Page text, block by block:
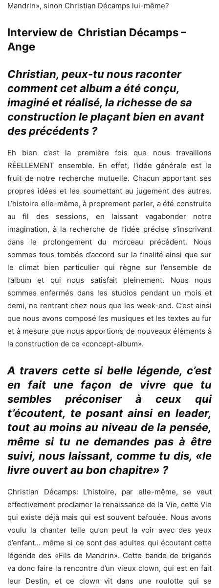
Mandrin», sinon Christian Décamps lui-même?
Interview de Christian Décamps –
Ange
Christian, peux-tu nous raconter
comment cet album a été conçu,
imaginé et réalisé, la richesse de sa
construction le plaçant bien en avant
des précédents ?
Eh bien c’est la première fois que nous travaillons
RÉELLEMENT ensemble. En effet, l’idée générale est le
fruit de notre recherche mutuelle. Chacun apportant ses
propres idées et les soumettant au jugement des autres.
L’histoire elle-même, à proprement parler, a été construite
au fil des sessions, en laissant vagabonder notre
imagination, à la recherche de l’idée précise s’inscrivant
dans le prolongement du morceau précédent. Nous
sommes tous tombés d’accord sur la finalité ainsi que sur
le climat bien particulier qui règne sur l’ensemble de
l’album et qui nous satisfait pleinement. Nous nous
sommes enfermés dans les studios pendant un mois et
demi, ne rentrant chez nous que les week-end. C’est ainsi
que nous avons composé les musiques et les textes au fur
et à mesure que nous apportions de nouveaux éléments à
la construction de ce «concept-album».
A travers cette si belle légende, c’est
en fait une façon de vivre que tu
sembles préconiser à ceux qui
t’écoutent, te posant ainsi en leader,
tout au moins au niveau de la pensée,
même si tu ne demandes pas à être
suivi, nous laissant, comme tu dis, «le
livre ouvert au bon chapitre» ?
Christian Décamps: L’histoire, par elle-même, se veut
effectivement proclamer la renaissance de la Vie, cette Vie
qui existe déjà mais qui est souvent bafouée. Nous avons
voulu la chanter telle qu’on peut la voir avec des yeux
d’enfant… même si ce sont des adultes qui écoutent cette
légende des «Fils de Mandrin». Cette bande de brigands
va donc faire la rencontre d’un vieux clown, qui est en fait
leur Destin, et ce clown vit dans une roulotte qui se